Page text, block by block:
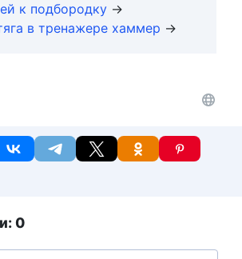
к подбородку →
в тренажере хаммер →
0